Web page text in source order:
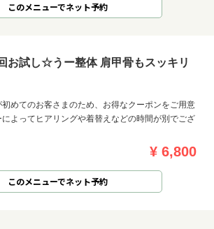
このメニューでネット予約
お試し☆うー整体 肩甲骨もスッキリ
めてのお客さまのため、お得なクーポンをご用意
よってヒアリングや着替えなどの時間が別でござ
¥ 6,800
このメニューでネット予約